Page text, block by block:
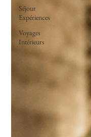
Séjour
Expériences
Voyages
Intérieurs